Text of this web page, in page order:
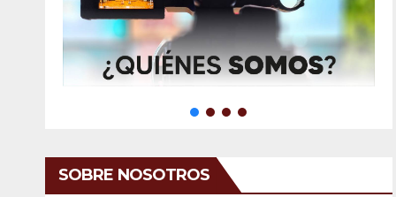
SOBRE NOSOTROS